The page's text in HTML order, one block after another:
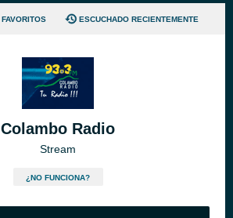
FAVORITOS ESCUCHADO RECIENTEMENTE
Colambo Radio
Stream
¿NO FUNCIONA?